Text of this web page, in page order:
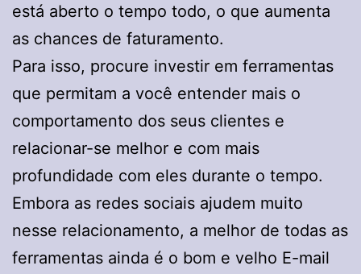
está aberto o tempo todo, o que aumenta
as chances de faturamento.
Para isso, procure investir em ferramentas
que permitam a você entender mais o
comportamento dos seus clientes e
relacionar-se melhor e com mais
profundidade com eles durante o tempo.
Embora as redes sociais ajudem muito
nesse relacionamento, a melhor de todas as
ferramentas ainda é o bom e velho E-mail